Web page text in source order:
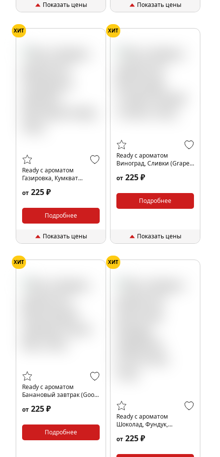
Показать цены Показать цены
ХИТ
Ready с ароматом
Газировка, Кумкват
от 225 ₽
Подробнее
Показать цены
ХИТ
Ready с ароматом
Виноград, Сливки (Grape
от 225 ₽
Подробнее
Показать цены
ХИТ
Ready с ароматом
Банановый завтрак (Good
от 225 ₽
Подробнее
ХИТ
Ready с ароматом
Шоколад, Фундук,
от 225 ₽